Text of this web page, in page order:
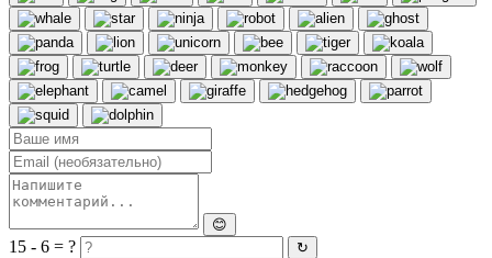
😊
15 - 6 = ? ↻